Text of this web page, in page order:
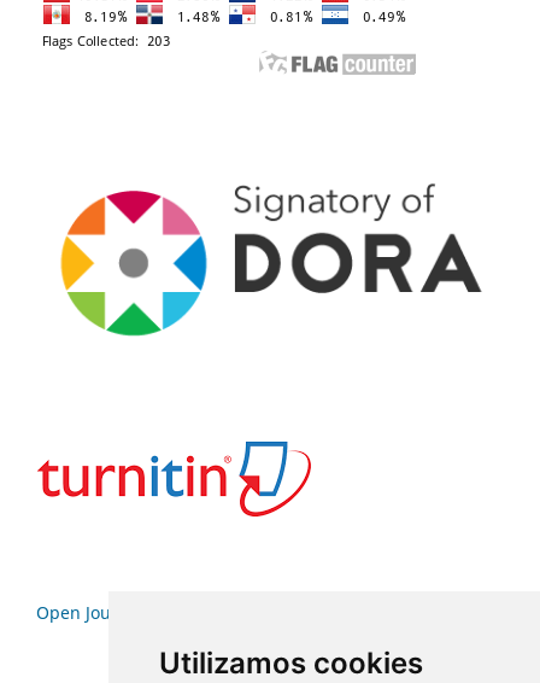
Utilizamos cookies
Open Journal Systems